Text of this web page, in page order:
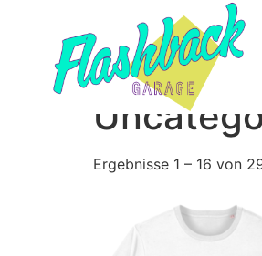
Start /Privat: Shop
Ergebnisse 1 – 16 von